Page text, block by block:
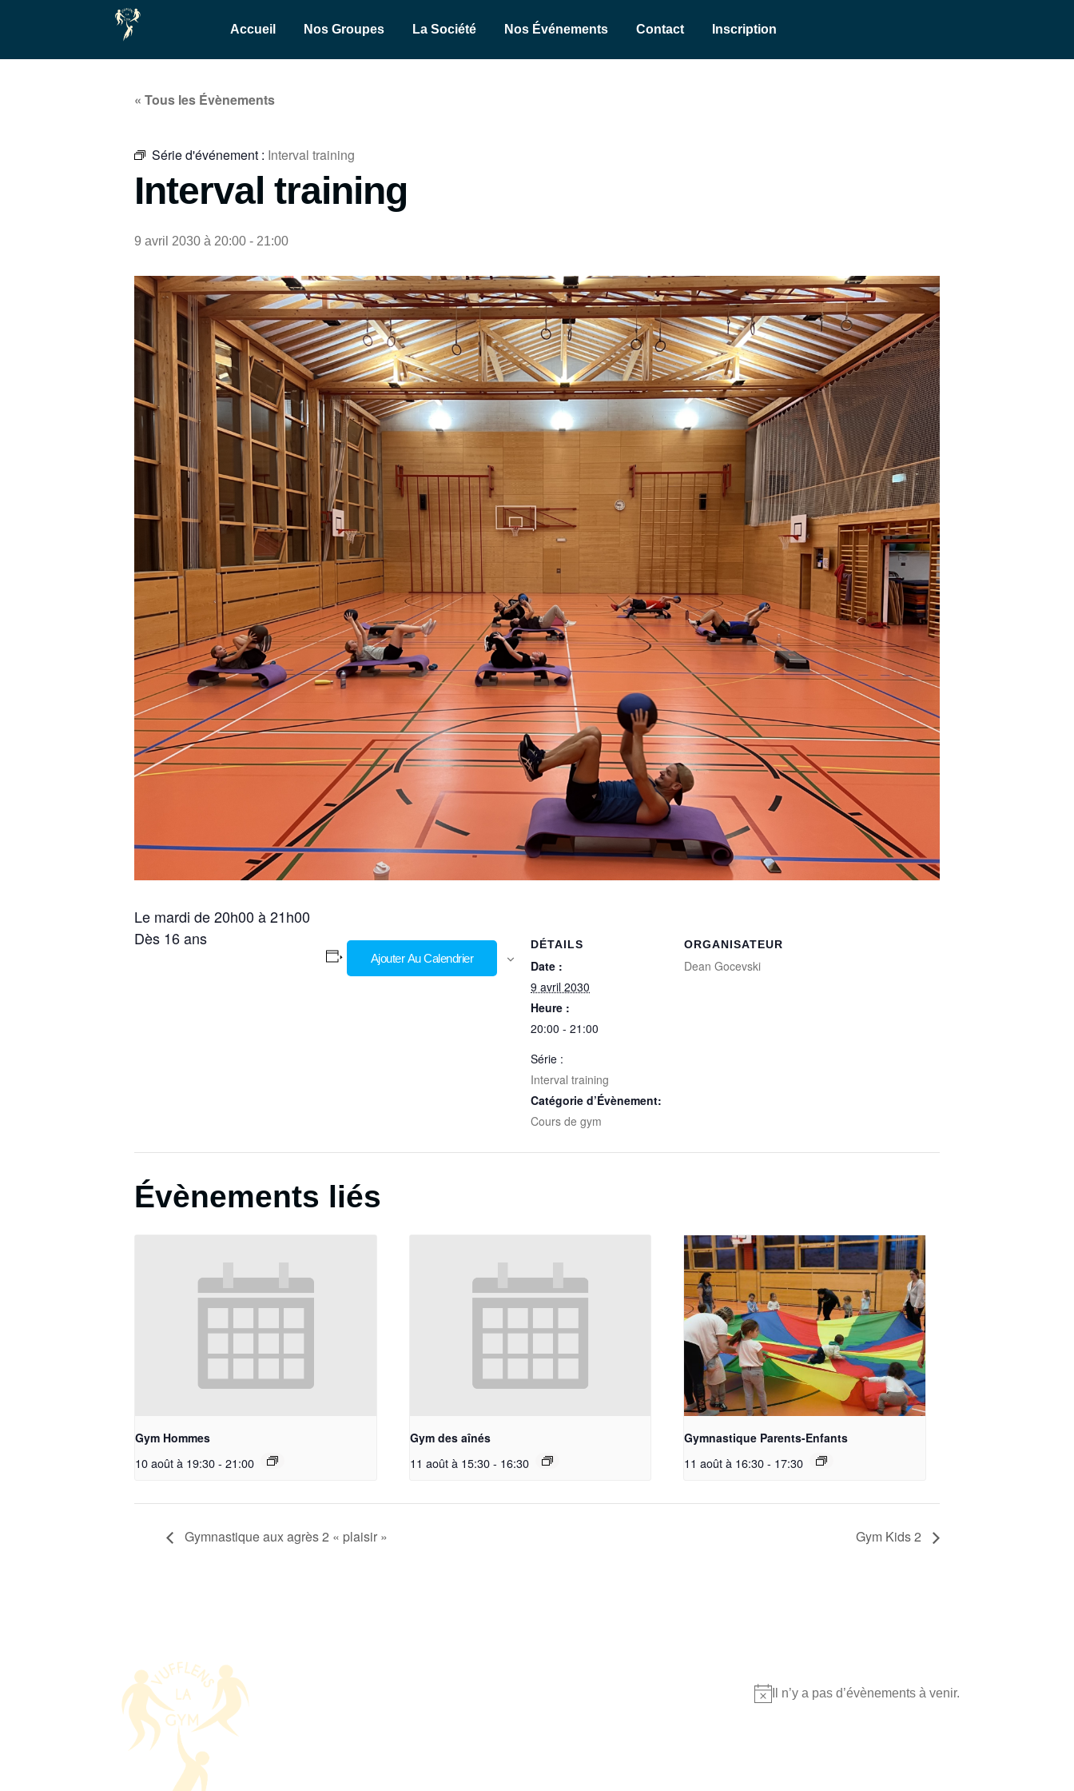
Accueil Nos Groupes La Société Nos Événements Contact Inscription
« Tous les Évènements
Série d'événement : Interval training
Interval training
9 avril 2030 à 20:00 - 21:00
Le mardi de 20h00 à 21h00
Dès 16 ans
Ajouter Au Calendrier
DÉTAILS
Date :
9 avril 2030
Heure :
20:00 - 21:00
Série :
Interval training
Catégorie d’Évènement:
Cours de gym
ORGANISATEUR
Dean Gocevski
Évènements liés
Gym Hommes
10 août à 19:30- 21:00
Gym des aînés
11 août à 15:30 - 16:30
Gymnastique Parents-Enfants
11 août à 16:30- 17:30
Gymnastique aux agrès 2 « plaisir » Gym Kids 2
Notice
Il n’y a pas d’évènements à venir.